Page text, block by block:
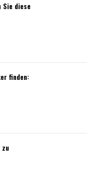
Sie diese
finden:
zu